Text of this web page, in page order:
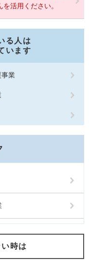
活用ください。
る人は
います
事業
時は